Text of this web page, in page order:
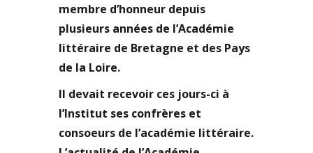
membre d’honneur depuis
plusieurs années de l’Académie
littéraire de Bretagne et des Pays
de la Loire.
Il devait recevoir ces jours-ci à
l’Institut ses confrères et
consoeurs de l’académie littéraire.